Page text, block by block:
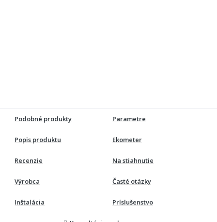
Podobné produkty Parametre
Popis produktu Ekometer
Recenzie Na stiahnutie
Výrobca Časté otázky
Inštalácia Príslušenstvo